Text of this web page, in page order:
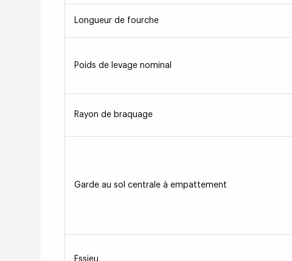
Longueur de fourche
Poids de levage nominal
Rayon de braquage
Garde au sol centrale à empattement
Essieu